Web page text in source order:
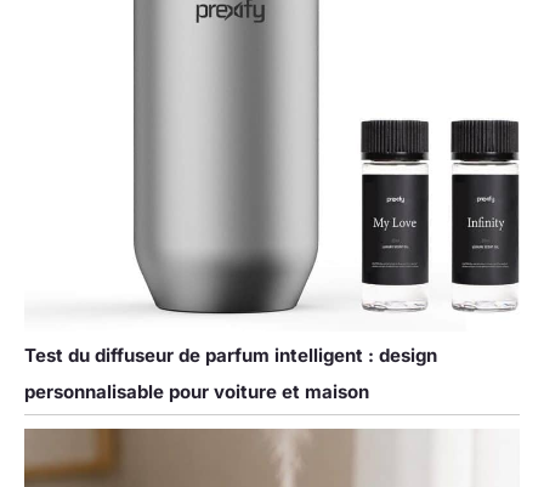
Test du diffuseur de parfum intelligent : design
personnalisable pour voiture et maison